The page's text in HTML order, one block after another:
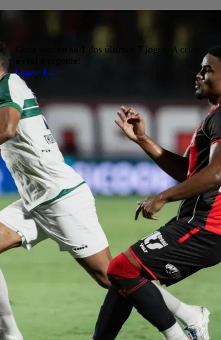
Coxa venceu só 1 dos últimos 7 jogos. A crise
Quase Lá